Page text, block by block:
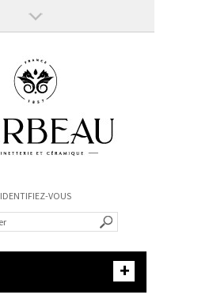
IDENTIFIEZ-VOUS
+